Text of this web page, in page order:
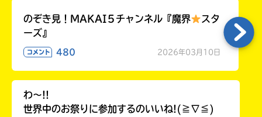
のぞき見！MAKAI５チャンネル『魔界
スタ
ーズ』
コメント 480 2026年03月10日
わ〜!!
世界中のお祭りに参加するのいいね!(≧∇≦)